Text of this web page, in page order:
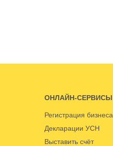
ОНЛАЙН-СЕРВИСЫ
Регистрация бизнеса
Декларации УСН
Выставить счёт